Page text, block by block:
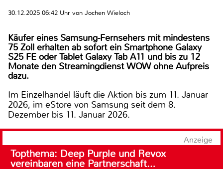
30.12.2025 06:42 Uhr von Jochen Wieloch
Käufer eines Samsung-Fernsehers mit mindestens
75 Zoll erhalten ab sofort ein Smartphone Galaxy
S25 FE oder Tablet Galaxy Tab A11 und bis zu 12
Monate den Streamingdienst WOW ohne Aufpreis
dazu.
Im Einzelhandel läuft die Aktion bis zum 11. Januar
2026, im eStore von Samsung seit dem 8.
Dezember bis 11. Januar 2026.
Anzeige
Topthema: Deep Purple und Revox
vereinbaren eine Partnerschaft…